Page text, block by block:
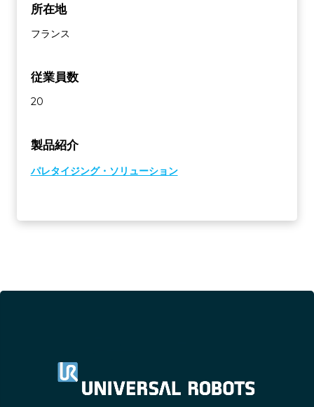
所在地
フランス
従業員数
20
製品紹介
パレタイジング・ソリューション